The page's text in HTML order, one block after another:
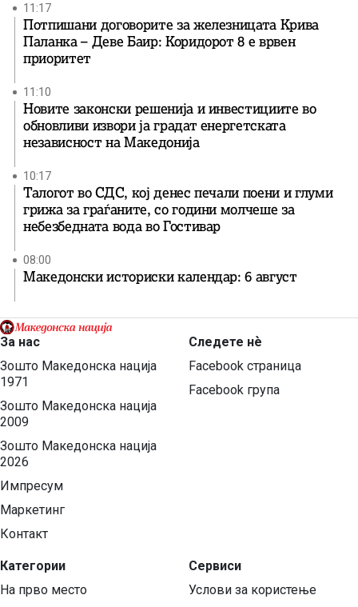
11:17
Потпишани договорите за железницата Крива
Паланка – Деве Баир: Коридорот 8 е врвен
приоритет
11:10
Новите законски решенија и инвестициите во
обновливи извори ја градат енергетската
независност на Македонија
10:17
Талогот во СДС, кој денес печали поени и глуми
грижа за граѓаните, со години молчеше за
небезбедната вода во Гостивар
08:00
Македонски историски календар: 6 август
За нас
Зошто Македонска нација
1971
Зошто Македонска нација
2009
Зошто Македонска нација
2026
Импресум
Маркетинг
Контакт
Категории
На прво место
Следете нѐ
Facebook страница
Facebook група
Сервиси
Услови за користење